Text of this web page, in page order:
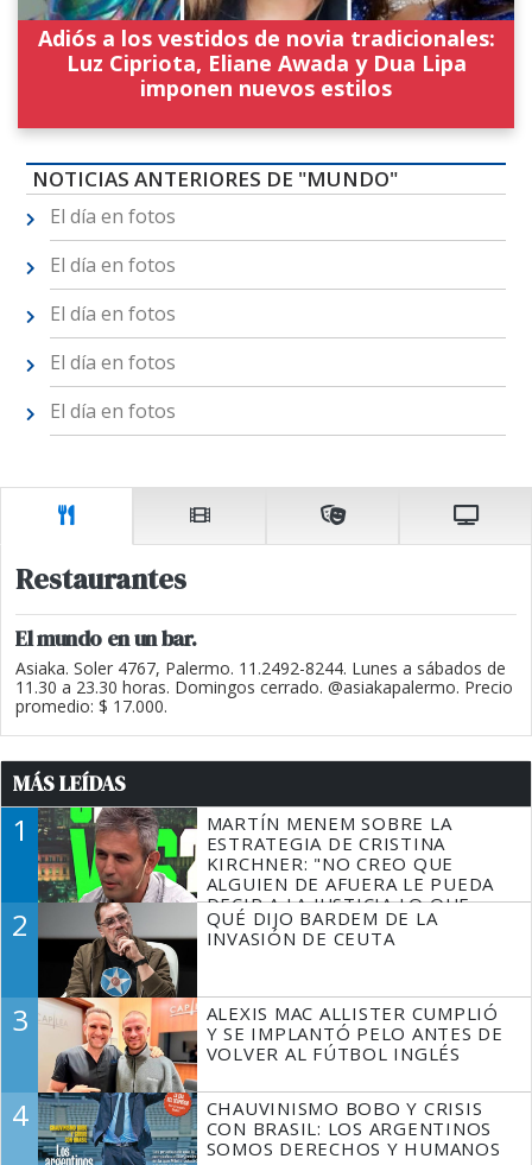
Adiós a los vestidos de novia tradicionales:
Luz Cipriota, Eliane Awada y Dua Lipa
imponen nuevos estilos
NOTICIAS ANTERIORES DE "MUNDO"
El día en fotos
El día en fotos
El día en fotos
El día en fotos
El día en fotos
Restaurantes
El mundo en un bar.
Asiaka. Soler 4767, Palermo. 11.2492-8244. Lunes a sábados de
11.30 a 23.30 horas. Domingos cerrado. @asiakapalermo. Precio
promedio: $ 17.000.
MÁS LEÍDAS
1
MARTÍN MENEM SOBRE LA
ESTRATEGIA DE CRISTINA
KIRCHNER: "NO CREO QUE
ALGUIEN DE AFUERA LE PUEDA
DECIR A LA JUSTICIA LO QUE
TIENE QUE HACER"
2
QUÉ DIJO BARDEM DE LA
INVASIÓN DE CEUTA
3
ALEXIS MAC ALLISTER CUMPLIÓ
Y SE IMPLANTÓ PELO ANTES DE
VOLVER AL FÚTBOL INGLÉS
4
CHAUVINISMO BOBO Y CRISIS
CON BRASIL: LOS ARGENTINOS
SOMOS DERECHOS Y HUMANOS